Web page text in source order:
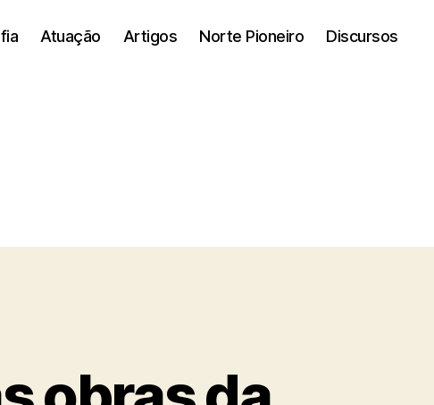
Atuação Artigos Norte Pioneiro Discursos